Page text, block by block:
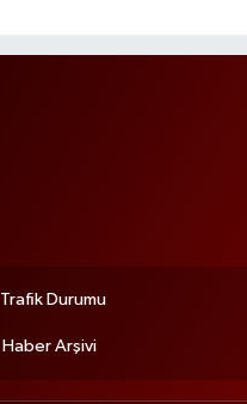
Trafik Durumu
Haber Arşivi